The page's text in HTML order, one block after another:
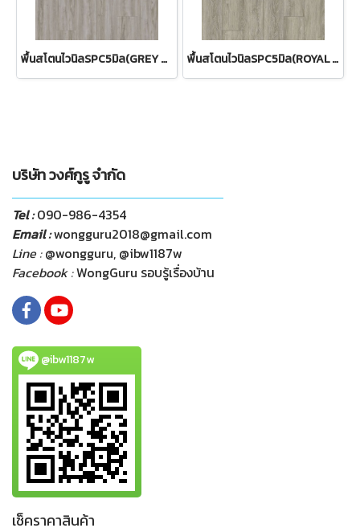
พื้นสโตนไวนิลSPC5มิล(GREY OAK) พื้นสโตนไวนิลSPC5มิล(ROYAL OAK)
บริษัท วงศ์กูรู จำกัด
Tel :090-986-4354
Email :wongguru2018@gmail.com
Line :@wongguru, @ibw1187w
Facebook :WongGuru รอบรู้เรื่องบ้าน
@ibw1187w
เช็คราคาสินค้า